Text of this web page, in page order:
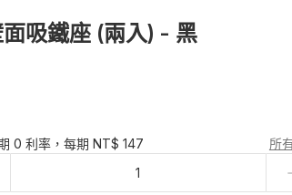
吸鐵座 (兩入) - 黑
0 利率，每期 NT$ 147
所
1